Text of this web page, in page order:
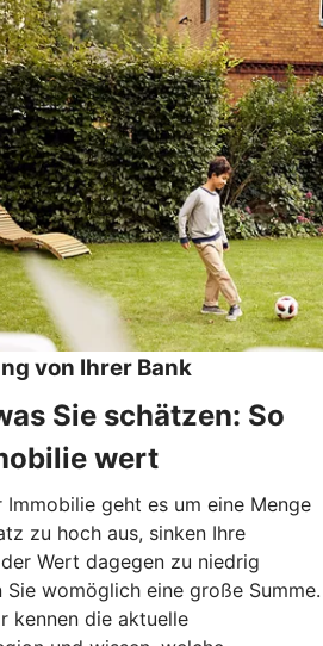
von Ihrer Bank
Sie schätzen: So
wert
geht es um eine Menge
zu hoch aus, sinken Ihre
Wert dagegen zu niedrig
womöglich eine große Summe.
kennen die aktuelle